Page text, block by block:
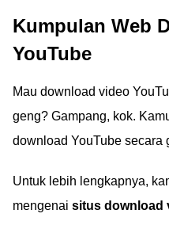
Kumpulan Web
YouTube
Mau download video
geng? Gampang, kok.
download YouTube secara
Untuk lebih lengkapnya,
mengenai situs download